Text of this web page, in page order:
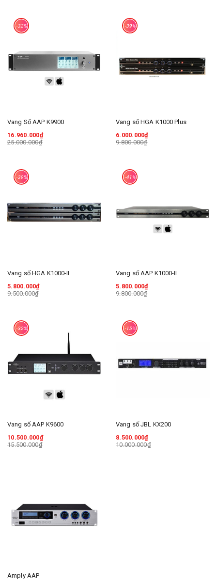
-32%
Vang Số AAP K9900
16.960.000₫
25.000.000₫
-39%
Vang số HGA K1000 Plus
6.000.000₫
9.800.000₫
-39%
Vang số HGA K1000-II
5.800.000₫
9.500.000₫
-41%
Vang số AAP K1000-II
5.800.000₫
9.800.000₫
-32%
Vang số AAP K9600
10.500.000₫
15.500.000₫
-15%
Vang số JBL KX200
8.500.000₫
10.000.000₫
Amply AAP